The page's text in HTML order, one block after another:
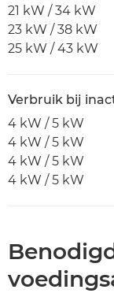
21 kW / 34 kW
23 kW / 38 kW
25 kW / 43 kW
Verbruik bij
4 kW / 5 kW
4 kW / 5 kW
4 kW / 5 kW
4 kW / 5 kW